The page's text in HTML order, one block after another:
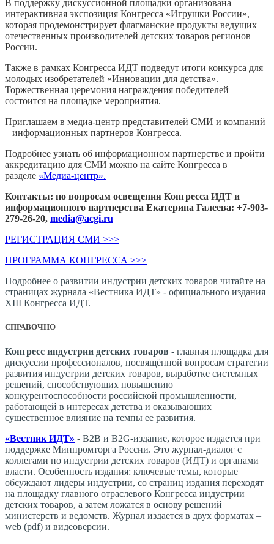
В поддержку дискуссионной площадки организована
интерактивная экспозиция Конгресса «Игрушки России»,
которая продемонстрирует флагманские продукты ведущих
отечественных производителей детских товаров регионов
России.
Также в рамках Конгресса ИДТ подведут итоги конкурса для
молодых изобретателей «Инновации для детства».
Торжественная церемония награждения победителей
состоится на площадке мероприятия.
Приглашаем в медиа-центр представителей СМИ и компаний
– информационных партнеров Конгресса.
Подробнее узнать об информационном партнерстве и пройти
аккредитацию для СМИ можно на сайте Конгресса в
разделе «Медиа-центр».
Контакты: по вопросам освещения Конгресса ИДТ и
информационного партнерства Екатерина Галеева: +7-903-
279-26-20, media@acgi.ru
РЕГИСТРАЦИЯ СМИ >>>
ПРОГРАММА КОНГРЕССА >>>
Подробнее о развитии индустрии детских товаров читайте на
страницах журнала «Вестника ИДТ» - официального издания
XIII Конгресса ИДТ.
СПРАВОЧНО
Конгресс индустрии детских товаров - главная площадка для
дискуссии профессионалов, посвящённой вопросам стратегии
развития индустрии детских товаров, выработке системных
решений, способствующих повышению
конкурентоспособности российской промышленности,
работающей в интересах детства и оказывающих
существенное влияние на темпы ее развития.
«Вестник ИДТ» - B2B и B2G-издание, которое издается при
поддержке Минпромторга России. Это журнал-диалог с
коллегами по индустрии детских товаров (ИДТ) и органами
власти. Особенность издания: ключевые темы, которые
обсуждают лидеры индустрии, со страниц издания переходят
на площадку главного отраслевого Конгресса индустрии
детских товаров, а затем ложатся в основу решений
министерств и ведомств. Журнал издается в двух форматах –
web (pdf) и видеоверсии.